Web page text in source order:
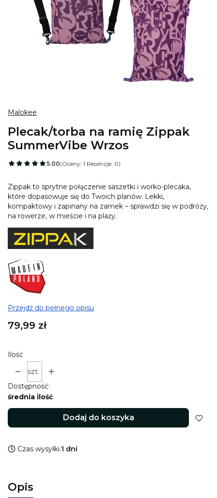
Malokee
Plecak/torba na ramię Zippak
SummerVibe Wrzos
5.00(Oceny: 1 Recenzje: 0)
Zippak to sprytne połączenie saszetki i worko-plecaka,
które dopasowuje się do Twoich planów. Lekki,
kompaktowy i zapinany na zamek – sprawdzi się w podróży,
na rowerze, w mieście i na plaży.
Przejdź do pełnego opisu
Cena
79,99 zł
Ilość
szt.
Dostępność:
średnia ilość
Dodaj do koszyka
Czas wysyłki:1 dni
Opis